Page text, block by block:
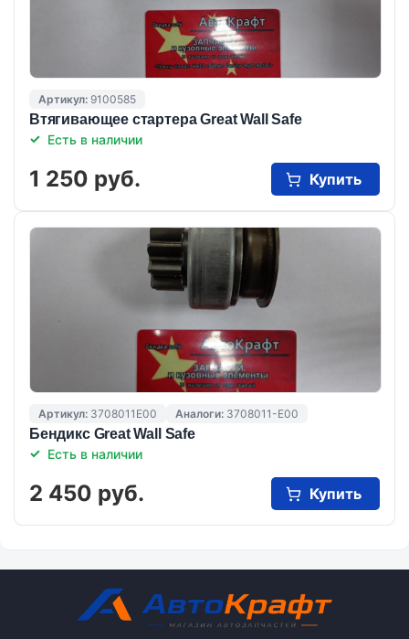
Артикул: 9100585
Втягивающее стартера Great Wall Safe
Есть в наличии
1 250 руб. Купить
Артикул: 3708011E00 Аналоги: 3708011-E00
Бендикс Great Wall Safe
Есть в наличии
2 450 руб. Купить